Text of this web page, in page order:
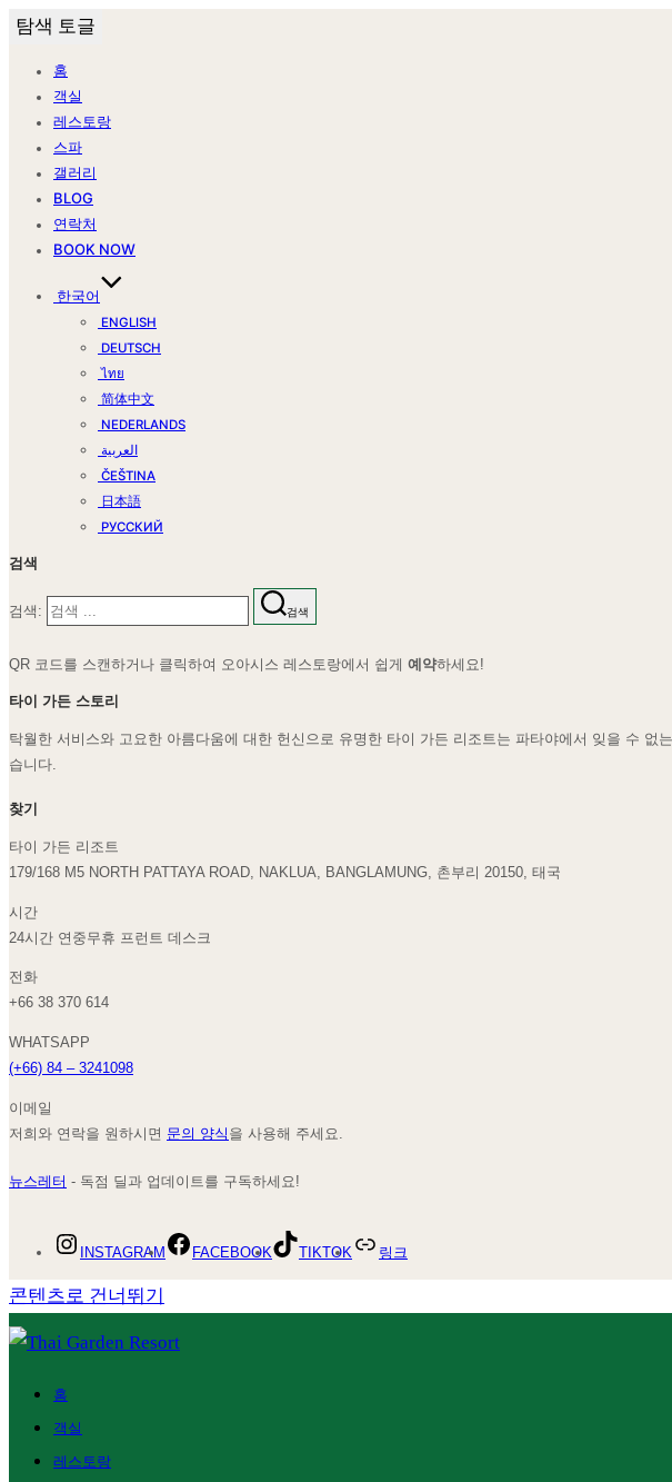
탐색 토글
홈
객실
레스토랑
스파
갤러리
BLOG
연락처
BOOK NOW
한국어
ENGLISH
DEUTSCH
ไทย
简体中文
NEDERLANDS
العربية
ČEŠTINA
日本語
РУССКИЙ
검색
검색: 검색
QR 코드를 스캔하거나 클릭하여 오아시스 레스토랑에서 쉽게 예약하세요!
타이 가든 스토리
탁월한 서비스와 고요한 아름다움에 대한 헌신으로 유명한 타이 가든 리조트는 파타야에서 잊을 수
습니다.
찾기
타이 가든 리조트
179/168 M5 NORTH PATTAYA ROAD, NAKLUA, BANGLAMUNG, 촌부리 20150, 태국
시간
24시간 연중무휴 프런트 데스크
전화
+66 38 370 614
WHATSAPP
(+66) 84 – 3241098
이메일
저희와 연락을 원하시면 문의 양식 을 사용해 주세요.
뉴스레터 - 독점 딜과 업데이트를 구독하세요!
INSTAGRAM FACEBOOK TIKTOK 링크
콘텐츠로 건너뛰기
홈
객실
레스토랑